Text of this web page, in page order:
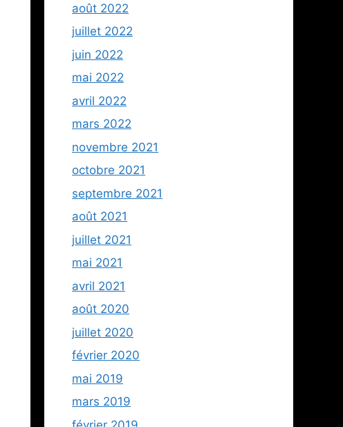
août 2022
juillet 2022
juin 2022
mai 2022
avril 2022
mars 2022
novembre 2021
octobre 2021
septembre 2021
août 2021
juillet 2021
mai 2021
avril 2021
août 2020
juillet 2020
février 2020
mai 2019
mars 2019